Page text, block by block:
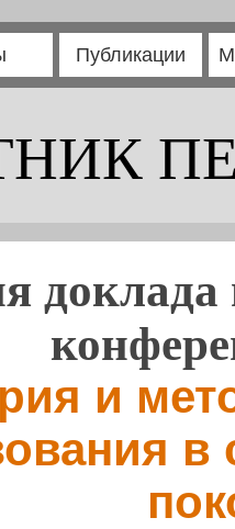
Публикации
доклада
и
в